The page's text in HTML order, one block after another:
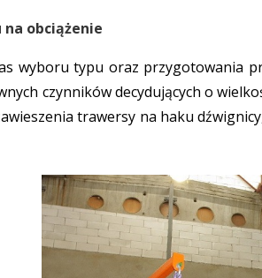
obciążenie
wyboru typu oraz przygotowania
czynników decydujących o
trawersy na haku